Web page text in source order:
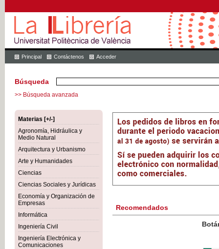
Principal Contáctenos Acceder
Búsqueda
>> Búsqueda avanzada
Materias [+/-]
Agronomía, Hidráulica y
Medio Natural
Arquitectura y Urbanismo
Arte y Humanidades
Ciencias
Ciencias Sociales y Jurídicas
Economía y Organización de
Empresas
Informática
Ingeniería Civil
Ingeniería Electrónica y
Comunicaciones
Recomendados